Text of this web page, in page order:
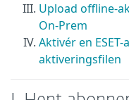
Upload offline-
On-Prem
Aktivér en
aktiveringsfilen